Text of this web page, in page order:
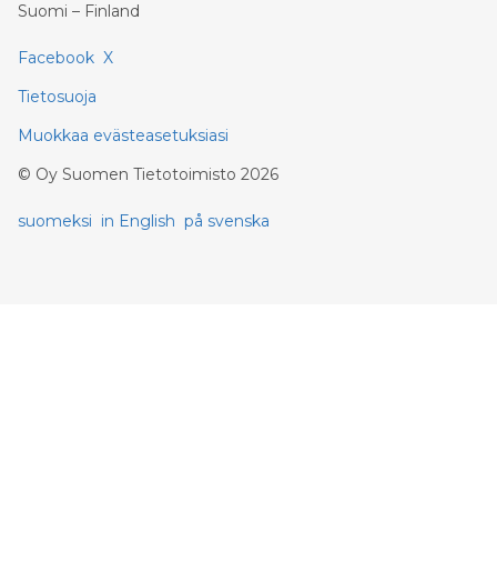
Suomi – Finland
Facebook X
Tietosuoja
Muokkaa evästeasetuksiasi
© Oy Suomen Tietotoimisto 2026
suomeksi in English på svenska